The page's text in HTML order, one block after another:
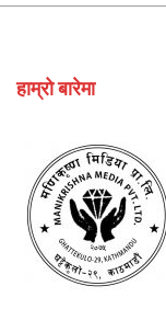
हाम्रो बारेमा